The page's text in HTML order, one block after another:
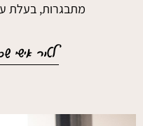
מתבגרות, בעלת
לטור אישי